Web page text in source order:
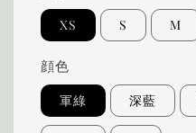
XS S M
顔色
軍綠 深藍